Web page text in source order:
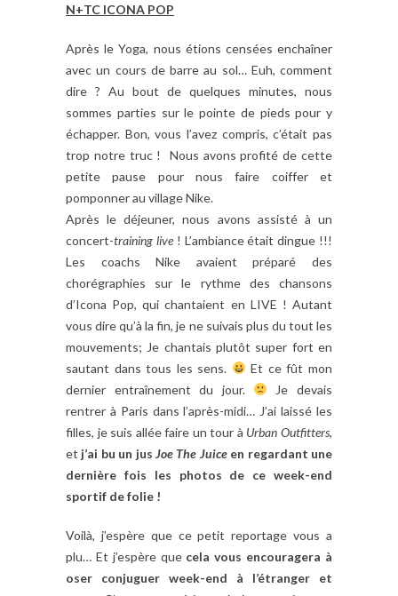
N+TC ICONA POP
Après le Yoga, nous étions censées enchaîner
avec un cours de barre au sol… Euh, comment
dire ? Au bout de quelques minutes, nous
sommes parties sur le pointe de pieds pour y
échapper. Bon, vous l’avez compris, c’était pas
trop notre truc ! Nous avons profité de cette
petite pause pour nous faire coiffer et
pomponner au village Nike.
Après le déjeuner, nous avons assisté à un
concert-training live! L’ambiance était dingue !!!
Les coachs Nike avaient préparé des
chorégraphies sur le rythme des chansons
d’Icona Pop, qui chantaient en LIVE ! Autant
vous dire qu’à la fin, je ne suivais plus du tout les
mouvements; Je chantais plutôt super fort en
sautant dans tous les sens.
Et ce fût mon
dernier entraînement du jour.
Je devais
rentrer à Paris dans l’après-midi… J’ai laissé les
filles, je suis allée faire un tour à Urban Outfitters,
et j’ai bu un jusJoe The Juiceen regardant une
dernière fois les photos de ce week-end
sportif de folie !
Voilà, j’espère que ce petit reportage vous a
plu… Et j’espère que cela vous encouragera à
oser conjuguer week-end à l’étranger et